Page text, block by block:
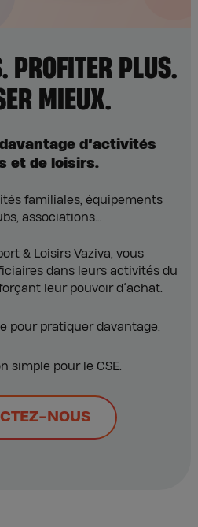
PROFITER PLUS.
MIEUX.
d’activités
et de loisirs.
familiales, équipements
associations…
& Loisirs Vaziva, vous
dans leurs activités du
leur pouvoir d’achat.
pour pratiquer davantage.
simple pour le CSE.
NOUS